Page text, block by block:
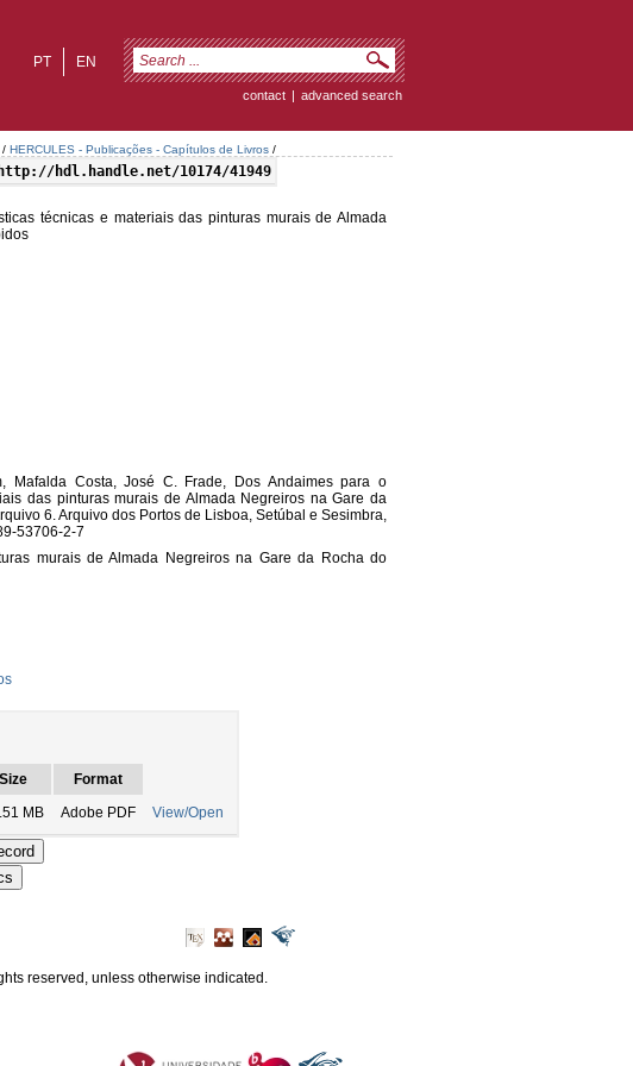
EN
PT
contact | advanced search
/ HERCULES - Publicações - Capítulos de Livros /
http://hdl.handle.net/10174/41949
técnicas e materiais das pinturas murais de Almada
Mafalda Costa, José C. Frade, Dos Andaimes para o
das pinturas murais de Almada Negreiros na Gare da
6. Arquivo dos Portos de Lisboa, Setúbal e Sesimbra,
53706-2-7
murais de Almada Negreiros na Gare da Rocha do
Size
Format
MB Adobe PDF View/Open
reserved, unless otherwise indicated.